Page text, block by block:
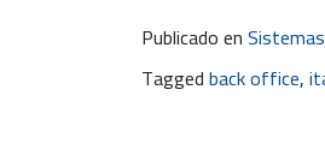
Publicado en
Taggedback office,